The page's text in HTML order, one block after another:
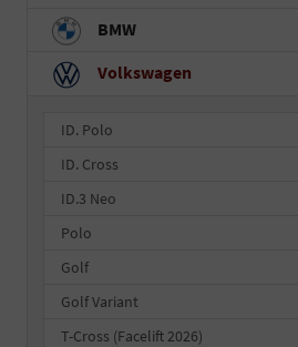
BMW
Volkswagen
ID. Polo
ID. Cross
ID.3 Neo
Polo
Golf
Golf Variant
T-Cross (Facelift 2026)